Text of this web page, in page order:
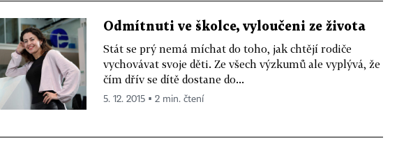
Odmítnuti ve školce, vyloučeni ze života
Stát se prý nemá míchat do toho, jak chtějí rodiče
vychovávat svoje děti. Ze všech výzkumů ale vyplývá, že
čím dřív se dítě dostane do...
5. 12. 2015 ▪ 2 min. čtení